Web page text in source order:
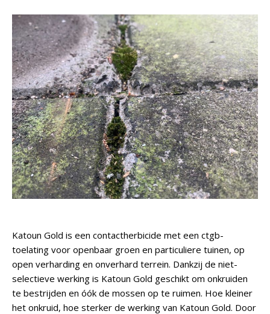
Katoun Gold is een contactherbicide met een ctgb-
toelating voor openbaar groen en particuliere tuinen, op
open verharding en onverhard terrein. Dankzij de niet-
selectieve werking is Katoun Gold geschikt om onkruiden
te bestrijden en óók de mossen op te ruimen. Hoe kleiner
het onkruid, hoe sterker de werking van Katoun Gold. Door